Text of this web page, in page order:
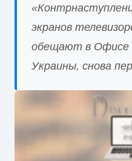
экранов
обещают в Офисе
Украины, снова